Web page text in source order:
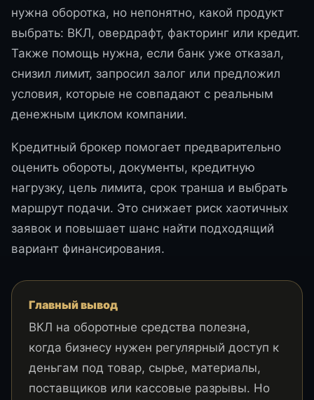
нужна оборотка, но непонятно, какой продукт
выбрать: ВКЛ, овердрафт, факторинг или кредит.
Также помощь нужна, если банк уже отказал,
снизил лимит, запросил залог или предложил
условия, которые не совпадают с реальным
денежным циклом компании.
Кредитный брокер помогает предварительно
оценить обороты, документы, кредитную
нагрузку, цель лимита, срок транша и выбрать
маршрут подачи. Это снижает риск хаотичных
заявок и повышает шанс найти подходящий
вариант финансирования.
Главный вывод
ВКЛ на оборотные средства полезна,
когда бизнесу нужен регулярный доступ к
деньгам под товар, сырье, материалы,
поставщиков или кассовые разрывы. Но